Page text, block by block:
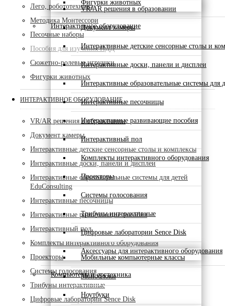
Фигурки животных
Интерактивное оборудование
VR/AR решения в образовании
Документ камеры
Интерактивные детские сенсорные столы и
Интерактивные доски, панели и дисплеи
Интерактивные образовательные системы для
Интерактивные песочницы
Интерактивные развивающие пособия
Интерактивный пол
Комплекты интерактивного оборудования
Проекторы
Системы голосования
Трибуны интерактивные
Цифровые лаборатории Sence Disk
Аксессуары для интерактивного оборудования
Компьютеры и оргтехника
Мобильные компьютерные классы
Моноблоки
Ноутбуки
Лего, робототехника
Методика Монтессори
Песочные наборы
Пособия для изучения ПДД
Сюжетно-ролевые игрушки
Фигурки животных
ИНТЕРАКТИВНОЕ ОБОРУДОВАНИЕ
VR/AR решения в образовании
Документ камеры
Интерактивные детские сенсорные столы и комплексы
Интерактивные доски, панели и дисплеи
Интерактивные образовательные системы для детей
EduConsulting
Интерактивные песочницы
Интерактивные развивающие пособия
Интерактивный пол
Комплекты интерактивного оборудования
Проекторы
Системы голосования
Трибуны интерактивные
Цифровые лаборатории Sence Disk